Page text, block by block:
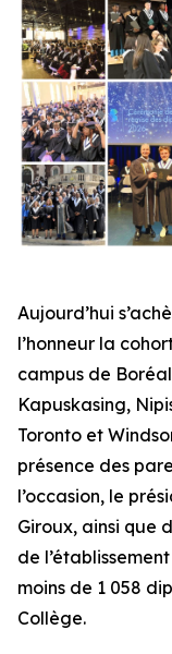
Aujourd’hui
l’honneur la
campus de
Kapuskasing,
Toronto et
présence des
l’occasion, le
Giroux, ainsi que
de
moins de 1 058
Collège.